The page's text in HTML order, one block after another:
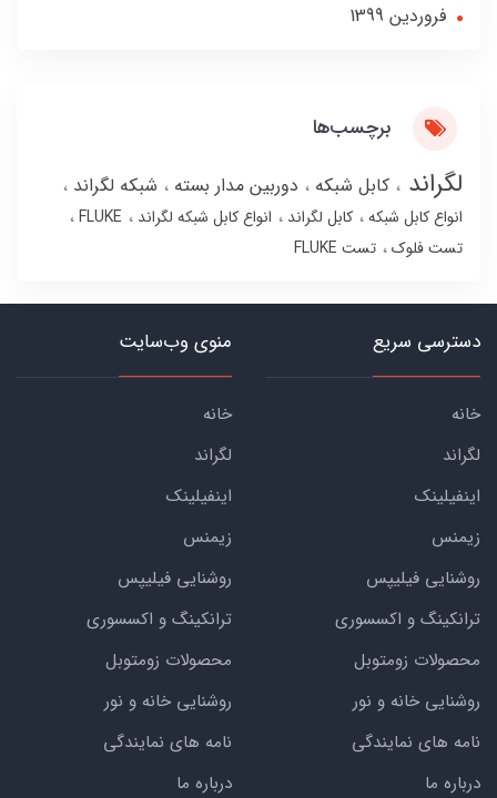
فروردین 1399
برچسب‌ها
لگراند کابل شبکه دوربین مدار بسته شبکه لگراند
انواع کابل شبکه کابل لگراند انواع کابل شبکه لگراند
FLUKE
تست فلوک
تست FLUKE
دسترسی سریع
خانه
لگراند
اینفیلینک
زیمنس
روشنایی فیلیپس
ترانکینگ و اکسسوری
محصولات زومتوبل
روشنایی خانه و نور
نامه های نمایندگی
درباره ما
منوی وب‌سایت
خانه
لگراند
اینفیلینک
زیمنس
روشنایی فیلیپس
ترانکینگ و اکسسوری
محصولات زومتوبل
روشنایی خانه و نور
نامه های نمایندگی
درباره ما